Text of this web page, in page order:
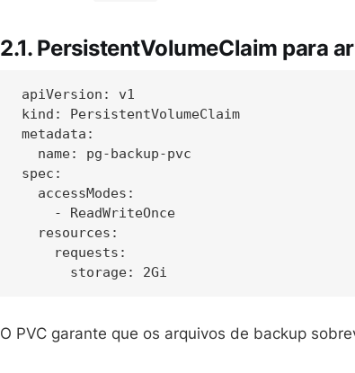
2.1. PersistentVolumeClaim para
apiVersion: v1
kind: PersistentVolumeClaim
metadata:
  name: pg-backup-pvc
spec:
  accessModes:
    - ReadWriteOnce
  resources:
    requests:
O PVC garante que os arquivos de backup